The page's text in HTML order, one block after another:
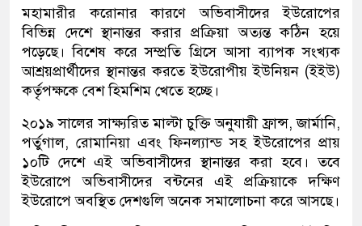
মহামারীর করোনার কারণে অভিবাসীদের ইউরোপের
বিভিন্ন দেশে স্থানান্তর করার প্রক্রিয়া অত্যন্ত কঠিন হয়ে
পড়েছে। বিশেষ করে সম্প্রতি গ্রিসে আসা ব্যাপক সংখ্যক
আশ্রয়প্রার্থীদের স্থানান্তর করতে ইউরোপীয় ইউনিয়ন (ইইউ)
কর্তৃপক্ষকে বেশ হিমশিম খেতে হচ্ছে।
২০১৯ সালের সাক্ষ্যরিত মাল্টা চুক্তি অনুযায়ী ফ্রান্স, জার্মানি,
পর্তুগাল, রোমানিয়া এবং ফিনল্যান্ড সহ ইউরোপের প্রায়
১০টি দেশে এই অভিবাসীদের স্থানান্তর করা হবে। তবে
ইউরোপে অভিবাসীদের বন্টনের এই প্রক্রিয়াকে দক্ষিণ
ইউরোপে অবস্থিত দেশগুলি অনেক সমালোচনা করে আসছে।